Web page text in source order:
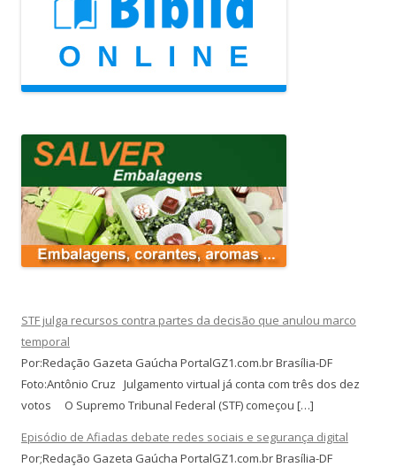
STF julga recursos contra partes da decisão que anulou marco
temporal
Por:Redação Gazeta Gaúcha PortalGZ1.com.br Brasília-DF
Foto:Antônio Cruz Julgamento virtual já conta com três dos dez
votos O Supremo Tribunal Federal (STF) começou […]
Episódio de Afiadas debate redes sociais e segurança digital
Por;Redação Gazeta Gaúcha PortalGZ1.com.br Brasília-DF